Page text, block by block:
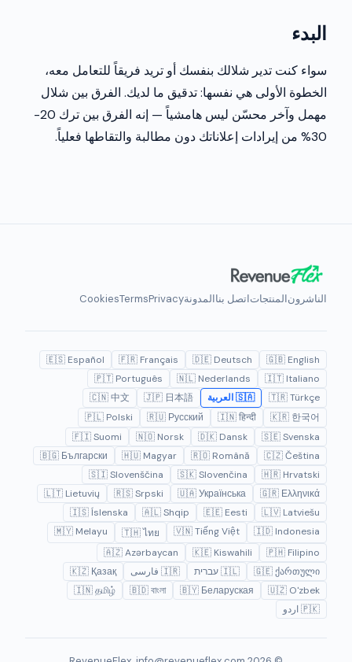
البدء
سواء كنت تدير شلالك بنفسك أو تريد فريقاً للتعامل معه،
الخطوة الأولى هي نفسها: تدقيق ما لديك. الفرق بين شلال
مهمل وآخر محسّن ليس هامشياً — إنه الفرق بين ترك 20-
30% من إيرادات إعلاناتك دون مطالبة والتقاطها فعلياً.
الناشرونالمنتجاتاتصل بناالمدونةPrivacy
Terms
Cookies
🇬🇧 English
🇩🇪 Deutsch
🇫🇷 Français
🇪🇸 Español
🇮🇹 Italiano
🇳🇱 Nederlands
🇵🇹 Português
🇹🇷 Türkçe
🇸🇦 العربية 🇯🇵 日本語
🇨🇳 中文
🇰🇷 한국어
🇮🇳 हिन्दी
🇷🇺 Русский
🇵🇱 Polski
🇸🇪 Svenska
🇩🇰 Dansk
🇳🇴 Norsk
🇫🇮 Suomi
🇨🇿 Čeština
🇷🇴 Română
🇭🇺 Magyar
🇧🇬 Български
🇭🇷 Hrvatski
🇸🇰 Slovenčina
🇸🇮 Slovenščina
🇬🇷 Ελληνικά
🇺🇦 Українська
🇷🇸 Srpski
🇱🇹 Lietuvių
🇱🇻 Latviešu
🇪🇪 Eesti
🇦🇱 Shqip
🇮🇸 Íslenska
🇮🇩 Indonesia
🇻🇳 Tiếng Việt
🇹🇭 ไทย
🇲🇾 Melayu
🇵🇭 Filipino
🇰🇪 Kiswahili
🇦🇿 Azərbaycan
🇬🇪 ქართული
🇮🇱 עברית 🇮🇷 فارسی
🇰🇿 Қазақ
🇺🇿 O'zbek
🇧🇾 Беларуская
🇧🇩 বাংলা
🇮🇳 தமிழ்
🇵🇰 اردو